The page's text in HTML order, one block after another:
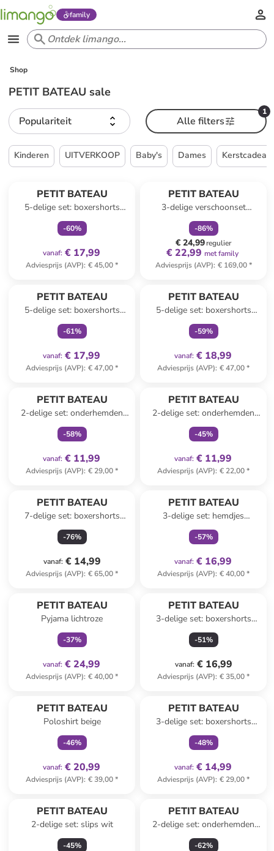
family
Shop
PETIT BATEAU sale
Populariteit
1
Alle filters
Kinderen UITVERKOOP Baby's Dames
PETIT BATEAU
5-delige set: boxershorts
meerkleurig
-60%
vanaf: € 17,99
Adviesprijs (AVP): € 45,00*
PETIT BATEAU
3-delige verschoonset
zwart/wit
-86%
€ 24,99regulier
€ 22,99 met family
Adviesprijs (AVP): € 169,00*
PETIT BATEAU
5-delige set: boxershorts
meerkleurig
-61%
vanaf: € 17,99
Adviesprijs (AVP): € 47,00*
PETIT BATEAU
5-delige set: boxershorts
meerkleurig
-59%
vanaf: € 18,99
Adviesprijs (AVP): € 47,00*
PETIT BATEAU
2-delige set: onderhemden
lichtblauw/wit
-58%
vanaf: € 11,99
Adviesprijs (AVP): € 29,00*
PETIT BATEAU
2-delige set: onderhemden
wit
-45%
vanaf: € 11,99
Adviesprijs (AVP): € 22,00*
PETIT BATEAU
7-delige set: boxershorts
meerkleurig
-76%
vanaf: € 14,99
Adviesprijs (AVP): € 65,00*
PETIT BATEAU
3-delige set: hemdjes
blauw/groen
-57%
vanaf: € 16,99
Adviesprijs (AVP): € 40,00*
PETIT BATEAU
Pyjama lichtroze
-37%
vanaf: € 24,99
Adviesprijs (AVP): € 40,00*
PETIT BATEAU
3-delige set: boxershorts
blauw
-51%
vanaf: € 16,99
Adviesprijs (AVP): € 35,00*
PETIT BATEAU
Poloshirt beige
-46%
vanaf: € 20,99
Adviesprijs (AVP): € 39,00*
PETIT BATEAU
3-delige set: boxershorts
meerkleurig
-48%
vanaf: € 14,99
Adviesprijs (AVP): € 29,00*
PETIT BATEAU
2-delige set: slips wit
-45%
PETIT BATEAU
2-delige set: onderhemden
lichtroze/wit
-62%